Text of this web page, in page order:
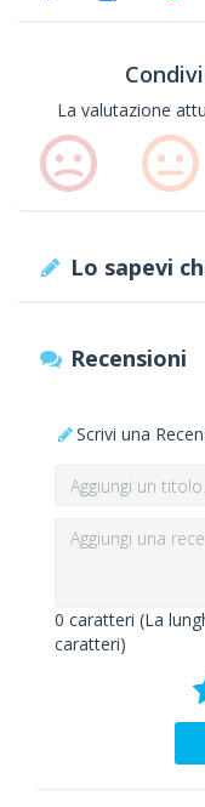
La valutazione
Lo sapevi
Recensioni
Scrivi una
0 caratteri (La
caratteri)